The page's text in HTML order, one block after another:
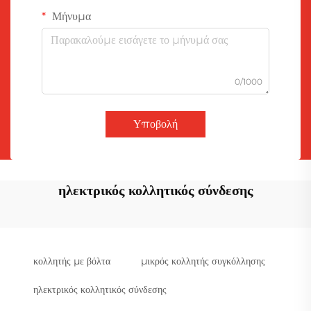
Μήνυμα
0/1000
Υποβολή
ηλεκτρικός κολλητικός σύνδεσης
κολλητής με βόλτα μικρός κολλητής συγκόλλησης
ηλεκτρικός κολλητικός σύνδεσης